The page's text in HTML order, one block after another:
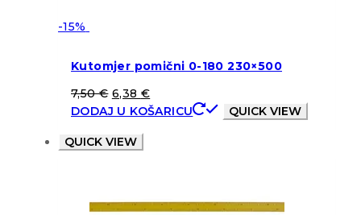
-15%
Kutomjer pomični 0-180 230×500
7,50€ 6,38 €
DODAJ U KOŠARICU
QUICK VIEW
QUICK VIEW